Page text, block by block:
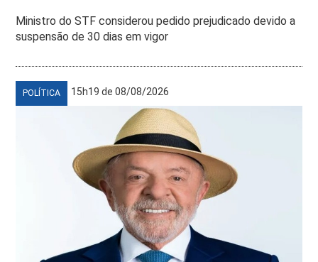
Ministro do STF considerou pedido prejudicado devido a
suspensão de 30 dias em vigor
POLÍTICA 15h19 de 08/08/2026